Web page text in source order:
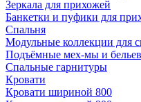
Зеркала для прихожей
Банкетки и пуфики для
Спальня
Модульные коллекции для
Подъёмные мех-мы и
Спальные гарнитуры
Кровати
Кровати шириной 800